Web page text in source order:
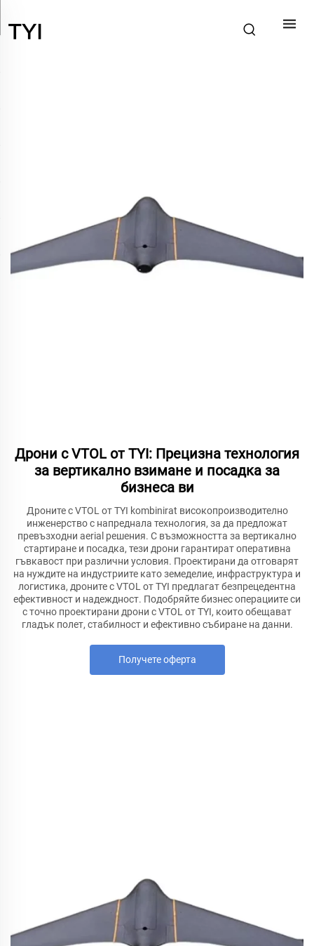
Дрони с VTOL от TYI: Прецизна технология
за вертикално взимане и посадка за
бизнеса ви
Дроните с VTOL от TYI kombinirat високопроизводително
инженерство с напреднала технология, за да предложат
превъзходни aerial решения. С възможността за вертикално
стартиране и посадка, тези дрони гарантират оперативна
гъвкавост при различни условия. Проектирани да отговарят
на нуждите на индустриите като земеделие, инфраструктура и
логистика, дроните с VTOL от TYI предлагат безпрецедентна
ефективност и надеждност. Подобряйте бизнес операциите си
с точно проектирани дрони с VTOL от TYI, които обещават
гладък полет, стабилност и ефективно събиране на данни.
Получете оферта